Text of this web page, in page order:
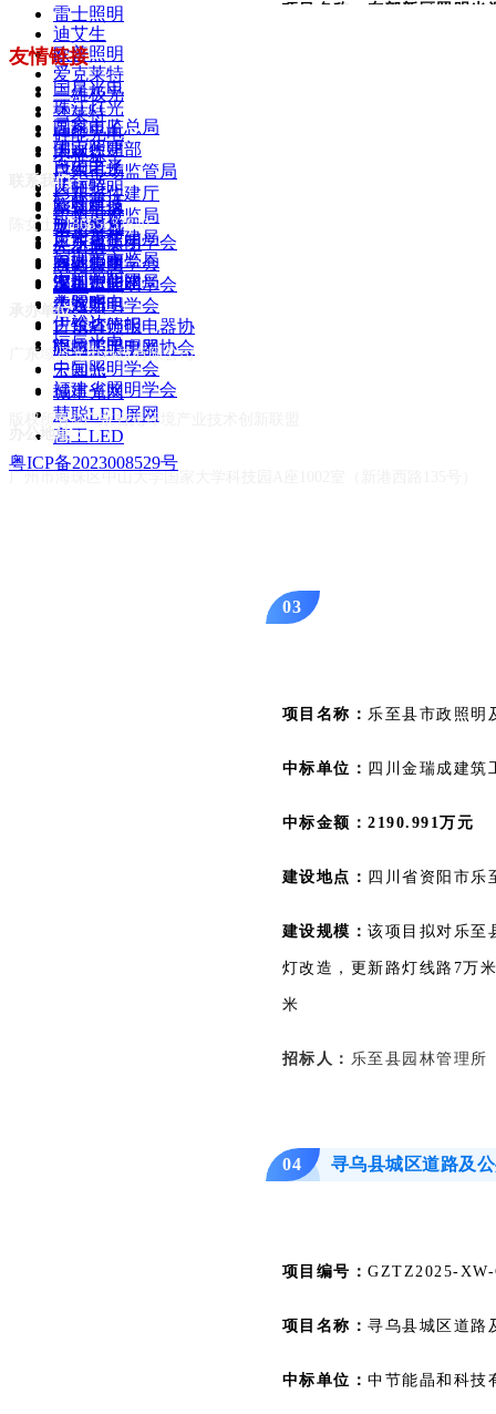
项目名称： 东部新区照明光
03
项目名称： 乐至县市政照明
中标单位： 四川金瑞成建筑
中标金额：2190.991万元
建设地点： 四川省资阳市乐
建设规模： 该项目拟对乐至
灯改造，更新路灯线路7万
米
招标人： 乐至县园林管理所
04 寻乌县城区道路及
项目编号： GZTZ2025-
项目名称： 寻乌县城区道路
中标单位： 中节能晶和科技
雷士照明
迪艾生
欧普照明
爱克莱特
三雄极光
雪莱特
硅能光电
木林森
友情链接
国星光电
珠江灯光
晶科电子
佛山照明
茂硕电子
西顿照明
新创电源
太龙智显
国家市监总局
国家住建部
广东市场监管局
广东省住建厅
广州市市监局
广州市住建局
深圳市市监局
深圳市住建局
自由之光
艾丽特
欧曼科技
联创博雅
光之典
凯铭智慧
路创
德洛斯
彩旺建设
励丰文化
奥斯福集团
同圆集团
深川智能
美智光电
伊裕达
恒辰光电
广东省照明学会
香港照明学会
深圳市照明学会
北京照明学会
广东省照明电器协
会
中国照明电器协会
中国照明学会
福建省照明学会
中国照明网
大照明
古镇灯饰报
阿拉丁照明网
云知光
城市光网
慧聪LED屏网
高工LED
联系我们：
陈女士 18665637640
承办单位：
广东域贤光电科技有限公司
办公地址：
版权所有©广东省光环境产业技术创新联盟
粤ICP备2023008529号